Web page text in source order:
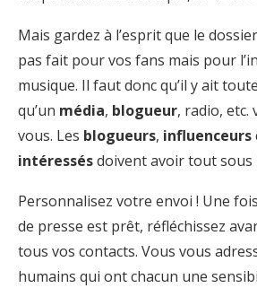
Mais gardez à l’esprit que le
pas fait pour vos fans mais pour
musique. Il faut donc qu’il y ait
qu’un média, blogueur, radio,
vous. Les blogueurs, influenceurs
intéressésdoivent avoir tout sous
Personnalisez votre envoi ! Une
de presse est prêt, réfléchissez
tous vos contacts. Vous vous
humains qui ont chacun une